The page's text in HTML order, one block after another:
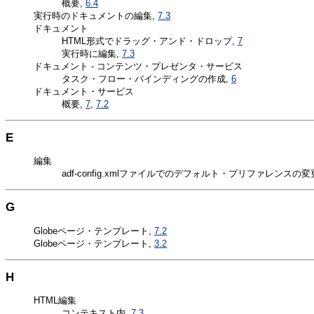
概要, 6.4
実行時のドキュメントの編集, 7.3
ドキュメント
HTML形式でドラッグ・アンド・ドロップ, 7
実行時に編集, 7.3
ドキュメント - コンテンツ・プレゼンタ・サービス
タスク・フロー・バインディングの作成, 6
ドキュメント・サービス
概要, 7, 7.2
E
編集
adf-config.xmlファイルでのデフォルト・プリファレンスの変
G
Globeページ・テンプレート, 7.2
Globeページ・テンプレート, 3.2
H
HTML編集